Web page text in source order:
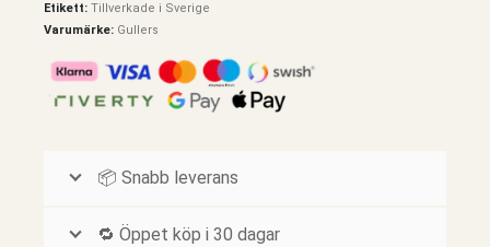
Etikett: Tillverkade i Sverige
Varumärke: Gullers
📦 Snabb leverans
🔁 Öppet köp i 30 dagar